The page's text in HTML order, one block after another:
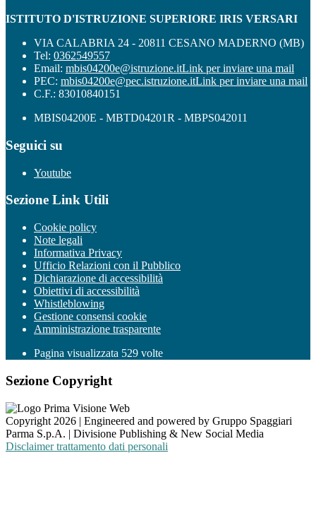
ISTITUTO D'ISTRUZIONE SUPERIORE IRIS VERSARI
VIA CALABRIA 24 - 20811 CESANO MADERNO (MB)
Tel: 0362549557
Email: mbis04200e@istruzione.itLink per inviare una mail
PEC: mbis04200e@pec.istruzione.itLink per inviare una mail
C.F.: 83010840151
MBIS04200E - MBTD04201R - MBPS042011
Seguici su
Youtube
Sezione Link Utili
Cookie policy
Note legali
Informativa Privacy
Ufficio Relazioni con il Pubblico
Dichiarazione di accessibilità
Obiettivi di accessibilità
Whistleblowing
Gestione consensi cookie
Amministrazione trasparente
Pagina visualizzata 529 volte
Sezione Copyright
Copyright 2026 | Engineered and powered by Gruppo Spaggiari
Parma S.p.A. | Divisione Publishing & New Social Media
Disclaimer trattamento dati personali